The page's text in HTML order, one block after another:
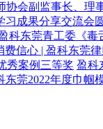
协会副监事长、理
习成果分享交流会
科东莞青工委《
费信心 | 盈科东莞
秀案例三等奖 盈科
莞2022年度巾帼